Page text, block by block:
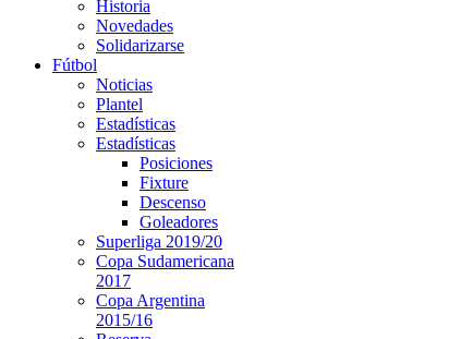
Historia
Novedades
Solidarizarse
Fútbol
Noticias
Plantel
Estadísticas
Estadísticas
Posiciones
Fixture
Descenso
Goleadores
Superliga 2019/20
Copa Sudamericana
2017
Copa Argentina
2015/16